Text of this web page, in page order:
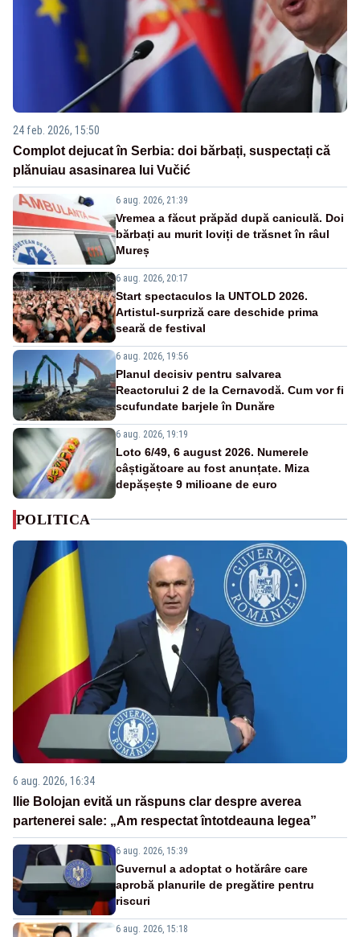
24 feb. 2026, 15:50
Complot dejucat în Serbia: doi bărbați, suspectați că
plănuiau asasinarea lui Vučić
6 aug. 2026, 21:39
Vremea a făcut prăpăd după caniculă. Doi
bărbați au murit loviți de trăsnet în râul
Mureș
6 aug. 2026, 20:17
Start spectaculos la UNTOLD 2026.
Artistul-surpriză care deschide prima
seară de festival
6 aug. 2026, 19:56
Planul decisiv pentru salvarea
Reactorului 2 de la Cernavodă. Cum vor fi
scufundate barjele în Dunăre
6 aug. 2026, 19:19
Loto 6/49, 6 august 2026. Numerele
câștigătoare au fost anunțate. Miza
depășește 9 milioane de euro
POLITICA
6 aug. 2026, 16:34
Ilie Bolojan evită un răspuns clar despre averea
partenerei sale: „Am respectat întotdeauna legea”
6 aug. 2026, 15:39
Guvernul a adoptat o hotărâre care
aprobă planurile de pregătire pentru
riscuri
6 aug. 2026, 15:18